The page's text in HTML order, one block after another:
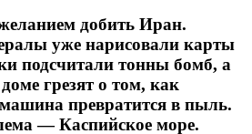
добить Иран.
уже нарисовали карты
подсчитали тонны бомб, а
грезят о том, как
превратится в пыль.
— Каспийское море.